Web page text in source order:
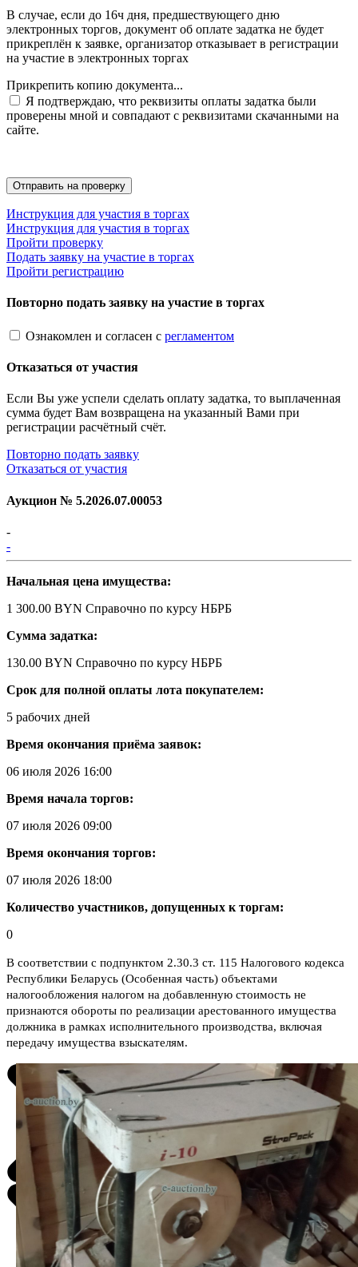
В случае, если до 16ч дня, предшествующего дню
электронных торгов, документ об оплате задатка не будет
прикреплён к заявке, организатор отказывает в регистрации
на участие в электронных торгах
Прикрепить копию документа...
Я подтверждаю, что реквизиты оплаты задатка были
проверены мной и совпадают с реквизитами скачанными на
сайте.
Инструкция для участия в торгах
Инструкция для участия в торгах
Пройти проверку
Подать заявку на участие в торгах
Пройти регистрацию
Повторно подать заявку на участие в торгах
Ознакомлен и согласен с регламентом
Отказаться от участия
Если Вы уже успели сделать оплату задатка, то выплаченная
сумма будет Вам возвращена на указанный Вами при
регистрации расчётный счёт.
Повторно подать заявку
Отказаться от участия
Аукцион № 5.2026.07.00053
-
-
Начальная цена имущества:
1 300.00 BYN Справочно по курсу НБРБ
Сумма задатка:
130.00 BYN Справочно по курсу НБРБ
Срок для полной оплаты лота покупателем:
5 рабочих дней
Время окончания приёма заявок:
06 июля 2026 16:00
Время начала торгов:
07 июля 2026 09:00
Время окончания торгов:
07 июля 2026 18:00
Количество участников, допущенных к торгам:
0
В соответствии с подпунктом 2.30.3 ст. 115 Налогового кодекса
Республики Беларусь (Особенная часть) объектами
налогообложения налогом на добавленную стоимость не
признаются обороты по реализации арестованного имущества
должника в рамках исполнительного производства, включая
передачу имущества взыскателям.